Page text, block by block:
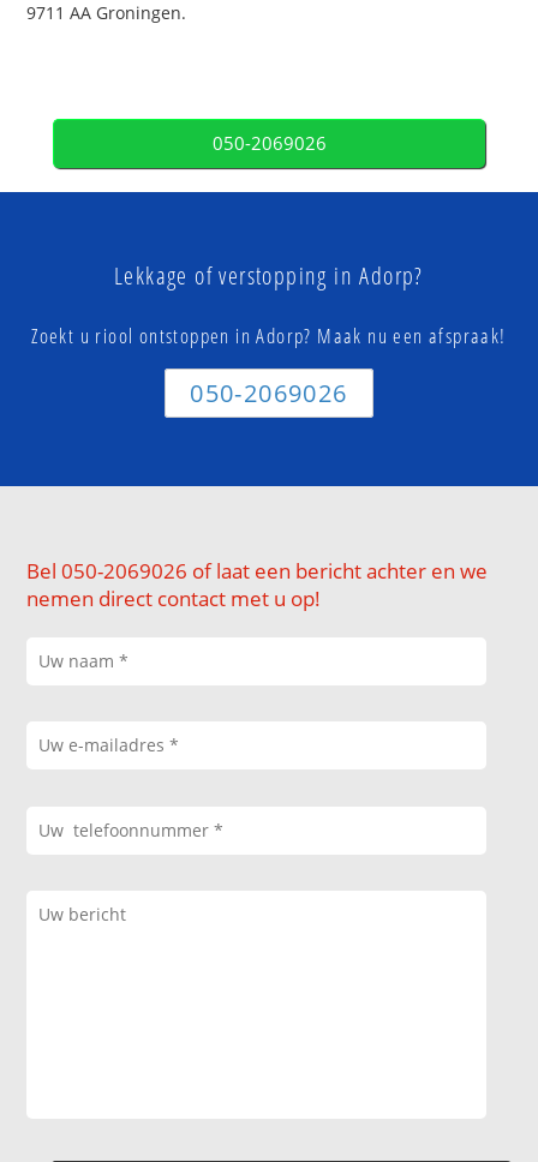
9711 AA Groningen.
050-2069026
Lekkage of verstopping in Adorp?
Zoekt u riool ontstoppen in Adorp? Maak nu een afspraak!
050-2069026
Bel 050-2069026 of laat een bericht achter en we
nemen direct contact met u op!